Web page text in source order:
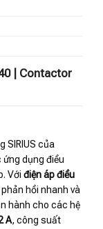
| Contactor
SIRIUS của
dụng điều
Với điện áp điều
hồi nhanh và
hành cho các hệ
A, công suất